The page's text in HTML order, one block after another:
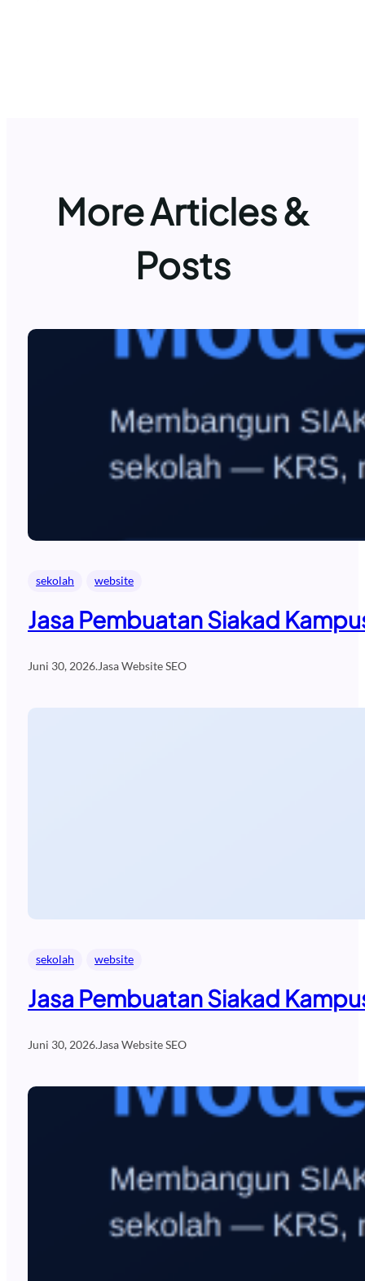
More Articles &
Posts
sekolah website
Jasa Pembuatan Siakad
Juni 30, 2026.Jasa Website SEO
sekolah website
Jasa Pembuatan Siakad
Juni 30, 2026.Jasa Website SEO